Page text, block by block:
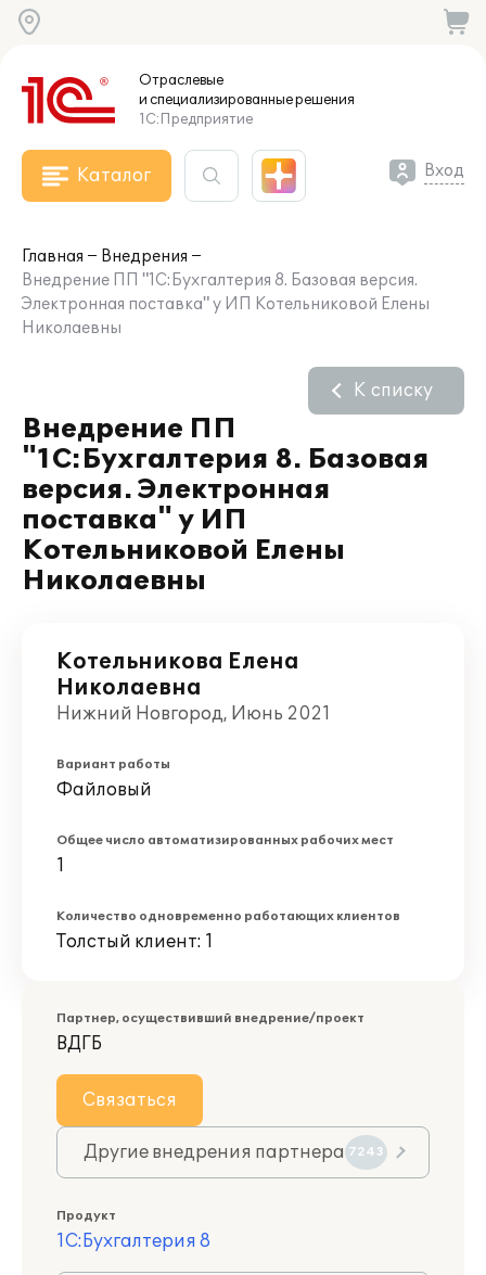
Отраслевые
и специализированныерешения
1С:Предприятие
Каталог Вход
Главная
Внедрения
Внедрение ПП "1С:Бухгалтерия 8. Базовая версия.
Электронная поставка" у ИП Котельниковой Елены
Николаевны
Внедрение ПП
"1С:Бухгалтерия 8. Базовая
версия. Электронная
поставка" у ИП
Котельниковой Елены
Николаевны
К списку
Котельникова Елена
Николаевна
Нижний Новгород, Июнь 2021
Вариант работы
Файловый
Общее число автоматизированных рабочих мест
1
Количество одновременно работающих клиентов
Толстый клиент: 1
Партнер, осуществивший внедрение/проект
ВДГБ
Связаться
Другие внедрения партнера 7243
Продукт
1С:Бухгалтерия 8